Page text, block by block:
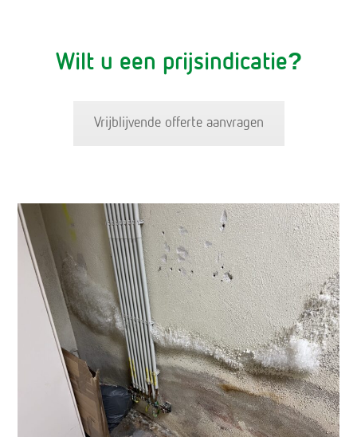
Wilt u een prijsindicatie?
Vrijblijvende offerte aanvragen